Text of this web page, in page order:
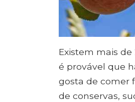
Existem mais
é provável que
gosta de comer
de conservas,